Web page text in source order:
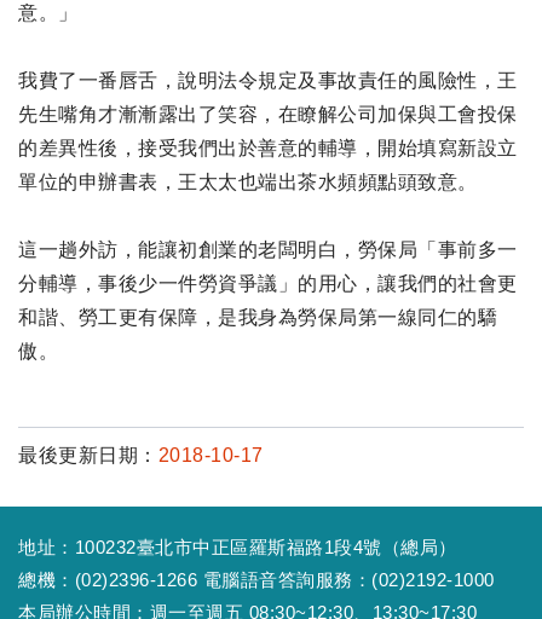
意。」
我費了一番唇舌，說明法令規定及事故責任的風險性，王
先生嘴角才漸漸露出了笑容，在瞭解公司加保與工會投保
的差異性後，接受我們出於善意的輔導，開始填寫新設立
單位的申辦書表，王太太也端出茶水頻頻點頭致意。
這一趟外訪，能讓初創業的老闆明白，勞保局「事前多一
分輔導，事後少一件勞資爭議」的用心，讓我們的社會更
和諧、勞工更有保障，是我身為勞保局第一線同仁的驕
傲。
最後更新日期： 2018-10-17
地址：100232臺北市中正區羅斯福路1段4號（總局）
總機：(02)2396-1266 電腦語音答詢服務：(02)2192-1000
本局辦公時間：週一至週五 08:30~12:30、13:30~17:30